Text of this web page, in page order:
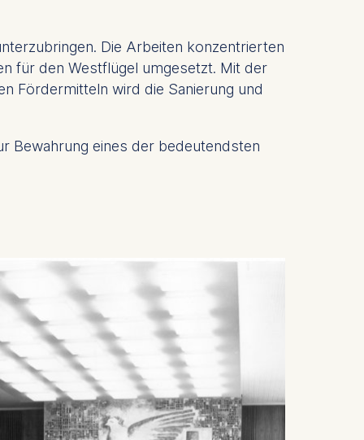
Die Arbeiten konzentrierten
für den Westflügel umgesetzt. Mit der
Fördermitteln wird die Sanierung und
Bewahrung eines der bedeutendsten